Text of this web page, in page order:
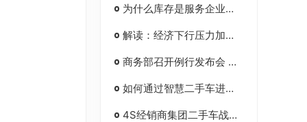
为什么库存是服务企业之中的万恶之源
解读：经济下行压力加大 高质量发展大势未变
商务部召开例行发布会 多措并举促进消费
如何通过智慧二手车进行操作日志管理？
4S经销商集团二手车战败客户有些什么功能？